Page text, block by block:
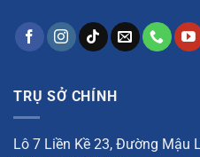
TRỤ SỞ CHÍNH
Lô 7 Liền Kề 23, Đường Mậu